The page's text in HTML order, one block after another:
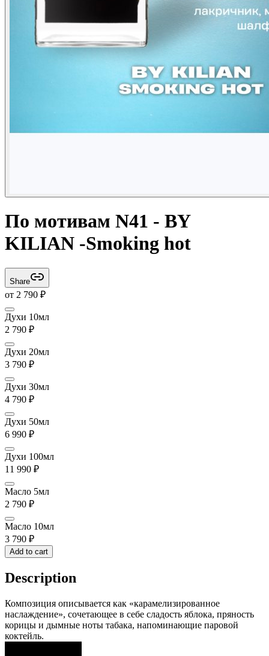
По мотивам N41 - BY
KILIAN -Smoking hot
Share
от 2 790 ₽
Духи 10мл
2 790 ₽
Духи 20мл
3 790 ₽
Духи 30мл
4 790 ₽
Духи 50мл
6 990 ₽
Духи 100мл
11 990 ₽
Масло 5мл
2 790 ₽
Масло 10мл
3 790 ₽
Add to cart
Description
Композиция описывается как «карамелизированное
наслаждение», сочетающее в себе сладость яблока, пряность
корицы и дымные ноты табака, напоминающие паровой
коктейль.